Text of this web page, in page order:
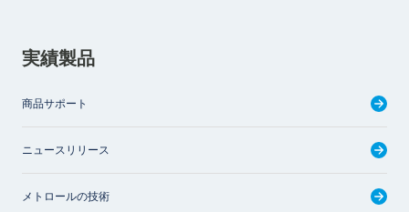
実績製品
商品サポート
ニュースリリース
メトロールの技術